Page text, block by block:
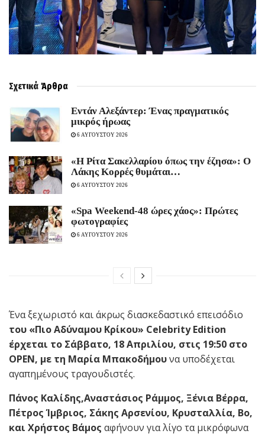
Σχετικά Άρθρα
Εντάν Αλεξάντερ: Ένας πραγματικός
μικρός ήρωας
6 ΑΥΓΟΥΣΤΟΥ 2026
«Η Ρίτα Σακελλαρίου όπως την έζησα»: Ο
Λάκης Κορρές θυμάται…
6 ΑΥΓΟΥΣΤΟΥ 2026
«Spa Weekend-48 ώρες χάος»: Πρώτες
φωτογραφίες
6 ΑΥΓΟΥΣΤΟΥ 2026
Ένα ξεχωριστό και άκρως διασκεδαστικό επεισόδιο
του «Πιο Αδύναμου Κρίκου» CelebrityEdition
έρχεται το Σάββατο, 18 Απριλίου, στις 19:50 στο
OPEN, με τη Μαρία Μπακοδήμουνα υποδέχεται
αγαπημένους τραγουδιστές.
Πάνος Καλίδης,Αναστάσιος Ράμμος, Ξένια Βέρρα,
Πέτρος Ίμβριος, Σάκης Αρσενίου, Κρυσταλλία, Βο,
και Χρήστος Βάμος αφήνουν για λίγο τα μικρόφωνα